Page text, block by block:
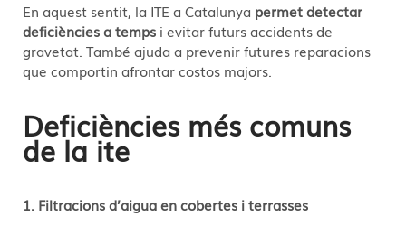
En aquest sentit, la ITE a Catalunya permet detectar
deficiències a temps i evitar futurs accidents de
gravetat. També ajuda a prevenir futures reparacions
que comportin afrontar costos majors.
Deficiències més comuns
de la ite
1. Filtracions d’aigua en cobertes i terrasses